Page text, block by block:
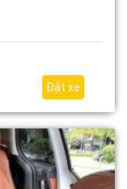
Đặt xe